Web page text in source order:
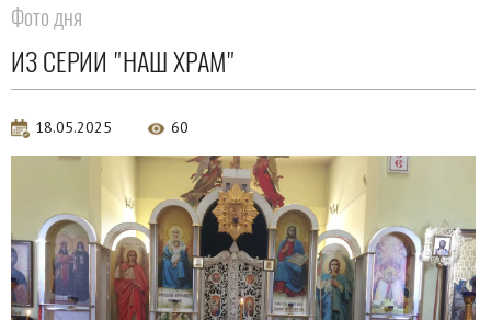
Фото дня
ИЗ СЕРИИ "НАШ ХРАМ"
18.05.2025 60